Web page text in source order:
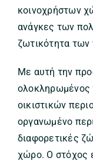
κοινοχρήστων
ανάγκες των
ζωτικότητα των
Με αυτή την
ολοκληρωμένος
οικιστικών
οργανωμένο
διαφορετικές
χώρο. Ο στόχος